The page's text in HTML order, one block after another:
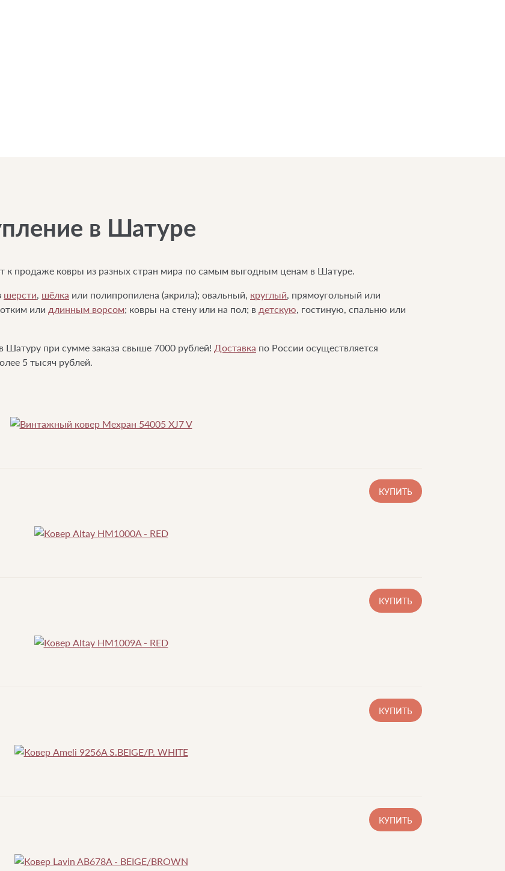
в Шатуре
к продаже ковры из разных стран мира по самым выгодным ценам в Шатуре.
шерсти, шёлка или полипропилена (акрила); овальный, круглый, прямоугольный или
или длинным ворсом; ковры на стену или на пол; в детскую, гостиную, спальню или
при сумме заказа свыше 7000 рублей! Доставка по России осуществляется
5 тысяч рублей.
КУПИТЬ
КУПИТЬ
КУПИТЬ
КУПИТЬ